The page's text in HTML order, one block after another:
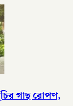
গাছ রোপণ,